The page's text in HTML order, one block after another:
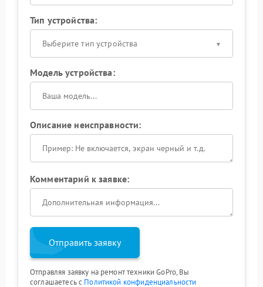
Тип устройства:
Выберите тип устройства
Модель устройства:
Описание неисправности:
Комментарий к заявке:
Отправить заявку
Отправляя заявку на ремонт техники GoPro, Вы
соглашаетесь с Политикой конфиденциальности